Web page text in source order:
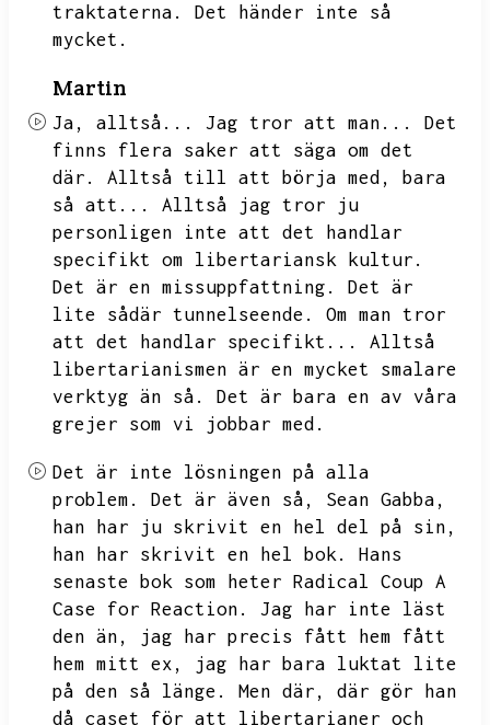
traktaterna.
Det händer inte så
mycket.
Martin
Ja, alltså... Jag tror att man...
Det
finns flera saker att säga om det
där.
Alltså till att börja med,
bara
så att...
Alltså jag tror ju
personligen inte att det handlar
specifikt om libertariansk kultur.
Det är en missuppfattning.
Det är
lite sådär tunnelseende.
Om man tror
att det handlar specifikt...
Alltså
libertarianismen är en mycket smalare
verktyg än så.
Det är bara en av våra
grejer som vi jobbar med.
Det är inte lösningen på alla
problem.
Det är även så,
Sean Gabba,
han har ju skrivit en hel del på sin,
han har skrivit en hel bok.
Hans
senaste bok som heter Radical Coup A
Case for Reaction.
Jag har inte läst
den än,
jag har precis fått hem fått
hem mitt ex,
jag har bara luktat lite
på den så länge.
Men där,
där gör han
då caset för att libertarianer och